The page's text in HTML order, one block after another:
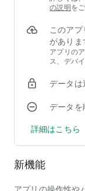
く、お気に入りの
屋探しをしたい
●最新で網羅的な
カナリーでは賃貸
ため、新着賃貸物
不動産/賃貸市場
大手ポータルサイ
め、募集中賃貸物
●賃貸物件の内見
カナリーのアプリ
ムーズ！
●圧倒的な賃貸物
カナリーは、賃貸
し、掲載していま
の説明 を
このア
がありま
アプリの
ス、デバ
データは
データを
詳細はこちら
新機能